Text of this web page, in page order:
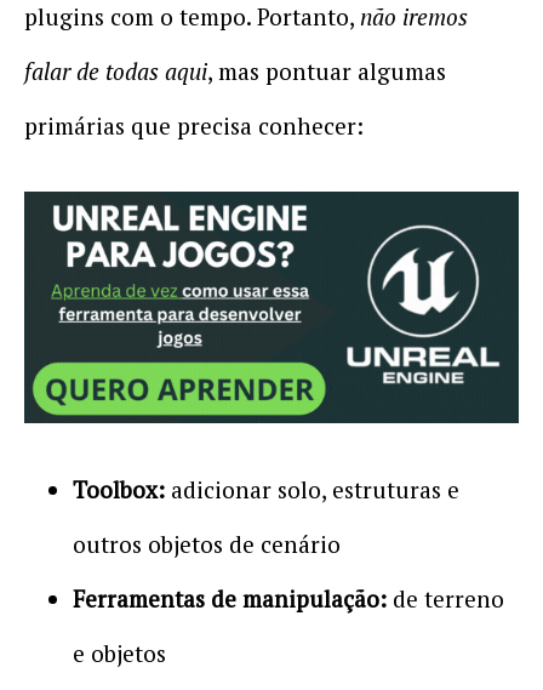
plugins com o tempo. Portanto, não iremos
falar de todas aqui, mas pontuar algumas
primárias que precisa conhecer:
Toolbox: adicionar solo, estruturas e
outros objetos de cenário
Ferramentas de manipulação: de terreno
e objetos